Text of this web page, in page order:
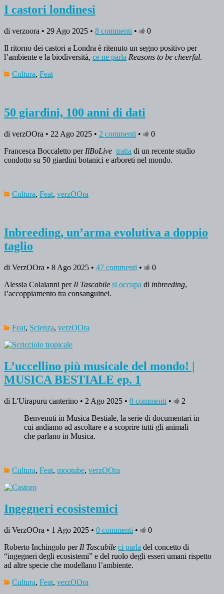
I castori londinesi
di verzoora • 29 Ago 2025 • 8 commenti •
0
Il ritorno dei castori a Londra è ritenuto un segno positivo per
l’ambiente e la biodiversità, ce ne parla Reasons to be cheerful.
Cultura, Feat
50 giardini, 100 anni di dati
di verzOOra • 22 Ago 2025 • 2 commenti •
0
Francesca Boccaletto per IlBoLive tratta di un recente studio
condotto su 50 giardini botanici e arboreti nel mondo.
Cultura, Feat, verzOOra
Inbreeding, un’arma evolutiva a doppio
taglio
di VerzOOra • 8 Ago 2025 • 47 commenti •
0
Alessia Colaianni per Il Tascabile si occupa di inbreeding,
l’accoppiamento tra consanguinei.
Feat, Scienza, verzOOra
L’uccellino più musicale del mondo! |
MUSICA BESTIALE ep. 1
di L'Uirapuru canterino • 2 Ago 2025 • 0 commenti •
2
Benvenuti in Musica Bestiale, la serie di documentari in
cui andiamo ad ascoltare e a scoprire tutti gli animali
che parlano in Musica.
Cultura, Feat, mootube, verzOOra
Ingegneri ecosistemici
di VerzOOra • 1 Ago 2025 • 0 commenti •
0
Roberto Inchingolo per Il Tascabile ci parla del concetto di
“ingegneri degli ecosistemi” e del ruolo degli esseri umani rispetto
ad altre specie che modellano l’ambiente.
Cultura, Feat, verzOOra